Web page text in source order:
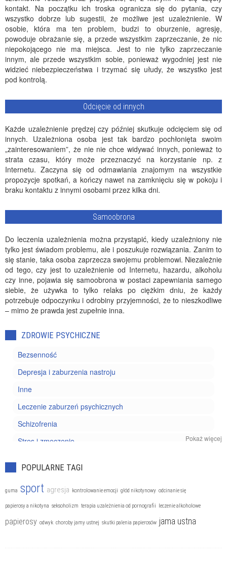
kontakt. Na początku ich troska ogranicza się do pytania, czy
wszystko dobrze lub sugestii, że możliwe jest uzależnienie. W
osobie, która ma ten problem, budzi to oburzenie, agresję,
powoduje obrażanie się, a przede wszystkim zaprzeczanie, że nic
niepokojącego nie ma miejsca. Jest to nie tylko zaprzeczanie
innym, ale przede wszystkim sobie, ponieważ wygodniej jest nie
widzieć niebezpieczeństwa i trzymać się ułudy, że wszystko jest
pod kontrolą.
Odcięcie od innych
Każde uzależnienie prędzej czy później skutkuje odcięciem się od
innych. Uzależniona osoba jest tak bardzo pochłonięta swoim
„zainteresowaniem”, że nie nie chce widywać innych, ponieważ to
strata czasu, który może przeznaczyć na korzystanie np. z
Internetu. Zaczyna się od odmawiania znajomym na wszystkie
propozycje spotkań, a kończy nawet na zamknięciu się w pokoju i
braku kontaktu z innymi osobami przez kilka dni.
Samoobrona
Do leczenia uzależnienia można przystąpić, kiedy uzależniony nie
tylko jest świadom problemu, ale i poszukuje rozwiązania. Zanim to
się stanie, taka osoba zaprzecza swojemu problemowi. Niezależnie
od tego, czy jest to uzależnienie od Internetu, hazardu, alkoholu
czy inne, pojawia się samoobrona w postaci zapewniania samego
siebie, że używka to tylko relaks po ciężkim dniu, że każdy
potrzebuje odpoczynku i odrobiny przyjemności, że to nieszkodliwe
– mimo że prawda jest zupełnie inna.
ZDROWIE PSYCHICZNE
Bezsenność
Depresja i zaburzenia nastroju
Inne
Leczenie zaburzeń psychicznych
Schizofrenia
Stres i zmęczenie
Zaburzenia odżywiania
Pokaż więcej
POPULARNE TAGI
guma sport agresja kontrolowanie emocji głód nikotynowy odcinanie się
papierosy a nikotyna seksoholizm terapia uzależnienia od pornografii leczenie alkoholowe
papierosy odwyk choroby jamy ustnej skutki palenia papierosów jama ustna